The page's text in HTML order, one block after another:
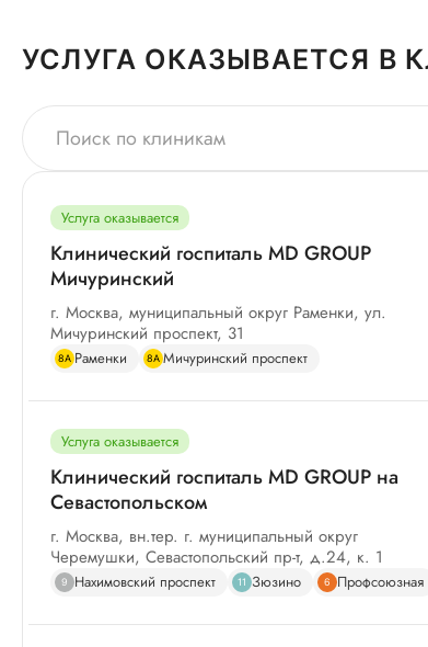
УСЛУГА ОКАЗЫВАЕТСЯ В
Услуга оказывается
Клинический госпиталь MD GROUP
Мичуринский
г. Москва, муниципальный округ Раменки, ул.
Мичуринский проспект, 31
8А Раменки 8А Мичуринский проспект
Услуга оказывается
Клинический госпиталь MD GROUP на
Севастопольском
г. Москва, вн.тер. г. муниципальный округ
Черемушки, Севастопольский пр-т, д.24, к. 1
9 Нахимовский проспект 11 Зюзино 6 Профсоюзная